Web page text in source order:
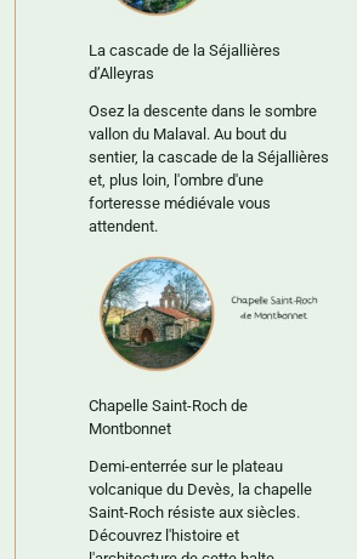
La cascade de la Séjallières
d’Alleyras
Osez la descente dans le sombre
vallon du Malaval. Au bout du
sentier, la cascade de la Séjallières
et, plus loin, l'ombre d'une
forteresse médiévale vous
attendent.
Chapelle Saint-Roch de
Montbonnet
Demi-enterrée sur le plateau
volcanique du Devès, la chapelle
Saint-Roch résiste aux siècles.
Découvrez l'histoire et